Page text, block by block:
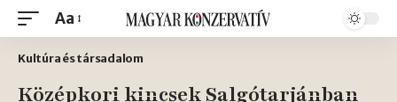
Aa
Kultúra és társadalom
Középkori kincsek Salgótarjánban